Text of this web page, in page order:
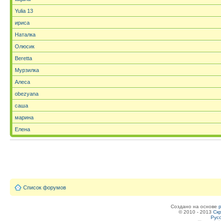
Yulia 13
ириса
Наталка
Олюсик
Beretta
Мурзилка
Алеса
obezyana
саша
марина
Елена
Список форумов
Создано на основе
© 2010 - 2013